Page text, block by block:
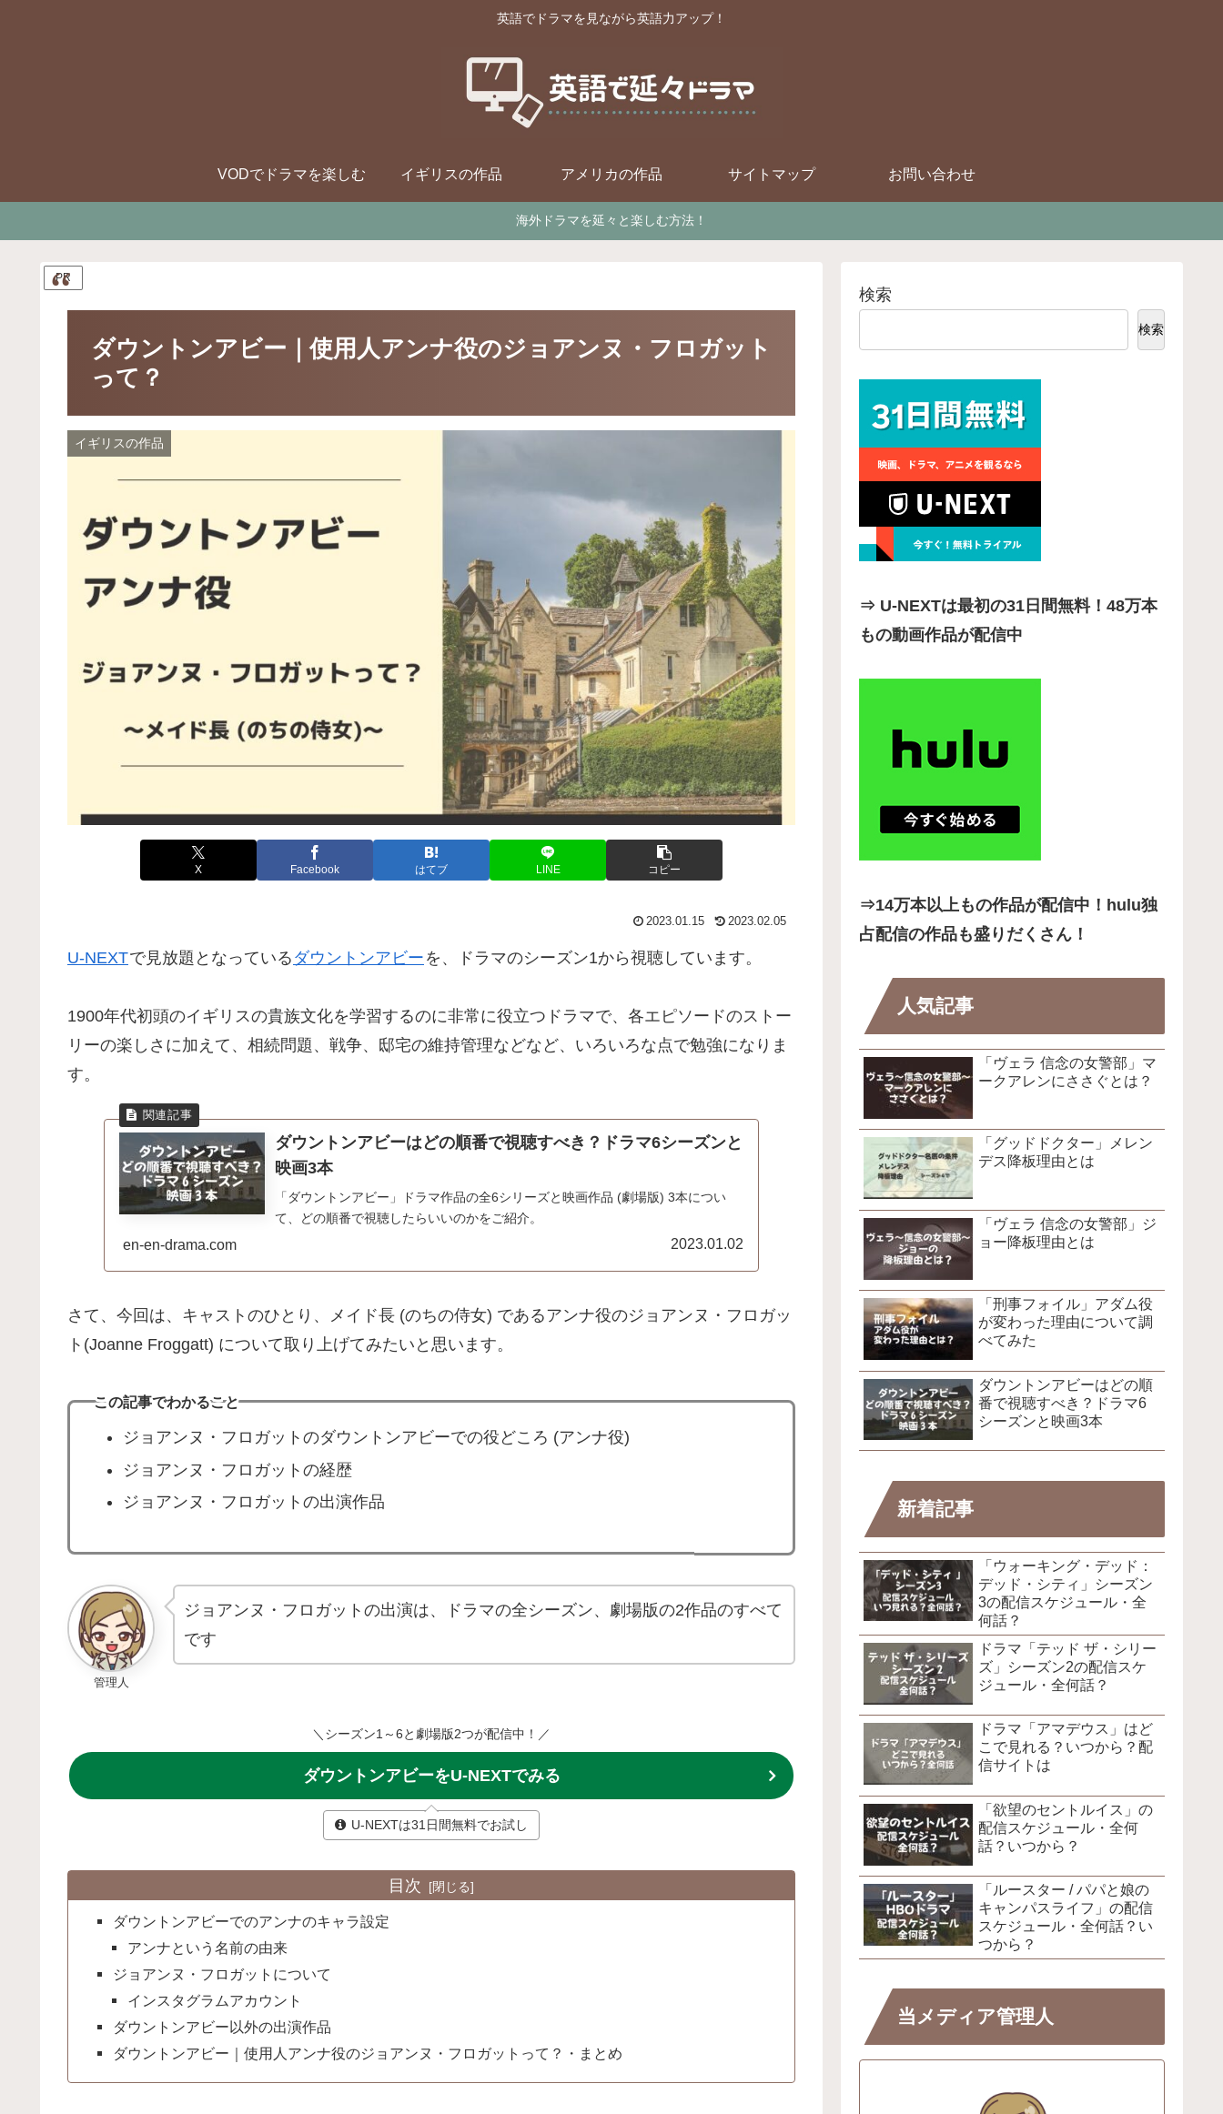
英語でドラマを見ながら英語力アップ！
VODでドラマを楽しむ イギリスの作品 アメリカの作品 サイトマップ お問い合わせ
海外ドラマを延々と楽しむ方法！
PR
ダウントンアビー｜使用人アンナ役のジョアンヌ・フロガット
って？
イギリスの作品
X Facebook はてブ LINE コピー
2023.01.15 2023.02.05
U-NEXTで見放題となっている ダウントンアビー を、ドラマのシーズン1から視聴しています。
1900年代初頭のイギリスの貴族文化を学習するのに非常に役立つドラマで、各エピソードのストー
リーの楽しさに加えて、相続問題、戦争、邸宅の維持管理などなど、いろいろな点で勉強になりま
す。
ダウントンアビーはどの順番で視聴すべき？ドラマ6シーズンと
映画3本
「ダウントンアビー」ドラマ作品の全6シリーズと映画作品 (劇場版) 3本につい
て、どの順番で視聴したらいいのかをご紹介。
en-en-drama.com 2023.01.02
さて、今回は、キャストのひとり、メイド長 (のちの侍女) であるアンナ役のジョアンヌ・フロガッ
ト(Joanne Froggatt) について取り上げてみたいと思います。
この記事でわかること
ジョアンヌ・フロガットのダウントンアビーでの役どころ (アンナ役)
ジョアンヌ・フロガットの経歴
ジョアンヌ・フロガットの出演作品
管理人
ジョアンヌ・フロガットの出演は、ドラマの全シーズン、劇場版の2作品のすべて
です
＼シーズン1～6と劇場版2つが配信中！／
ダウントンアビーをU-NEXTでみる
U-NEXTは31日間無料でお試し
目次
ダウントンアビーでのアンナのキャラ設定
アンナという名前の由来
ジョアンヌ・フロガットについて
インスタグラムアカウント
ダウントンアビー以外の出演作品
ダウントンアビー｜使用人アンナ役のジョアンヌ・フロガットって？・まとめ
検索
検索
⇒ U-NEXTは最初の31日間無料！48万本
もの動画作品が配信中
⇒14万本以上もの作品が配信中！hulu独
占配信の作品も盛りだくさん！
人気記事
「ヴェラ 信念の女警部」マ
ークアレンにささぐとは？
「グッドドクター」メレン
デス降板理由とは
「ヴェラ 信念の女警部」ジ
ョー降板理由とは
「刑事フォイル」アダム役
が変わった理由について調
べてみた
ダウントンアビーはどの順
番で視聴すべき？ドラマ6
シーズンと映画3本
新着記事
「ウォーキング・デッド：
デッド・シティ」シーズン
3の配信スケジュール・全
何話？
ドラマ「テッド ザ・シリー
ズ」シーズン2の配信スケ
ジュール・全何話？
ドラマ「アマデウス」はど
こで見れる？いつから？配
信サイトは
「欲望のセントルイス」の
配信スケジュール・全何
話？いつから？
「ルースター / パパと娘の
キャンパスライフ」の配信
スケジュール・全何話？い
つから？
当メディア管理人